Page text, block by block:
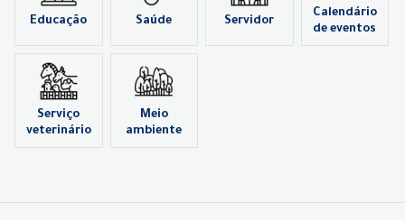
Educação Saúde Servidor
Calendário
de eventos
Serviço
veterinário
Meio
ambiente